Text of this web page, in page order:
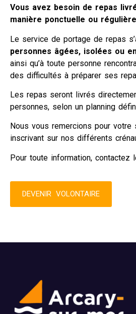
Vous avez besoin de repas
manière ponctuelle ou
Le service de portage de repas
personnes âgées, isolées ou
ainsi qu’à toute personne
des difficultés à préparer ses
Les repas seront livrés
personnes, selon un planning
Nous vous remercions pour votre
inscrivant sur nos différents
Pour toute information, contactez
DEVENIR VOLONTAIRE